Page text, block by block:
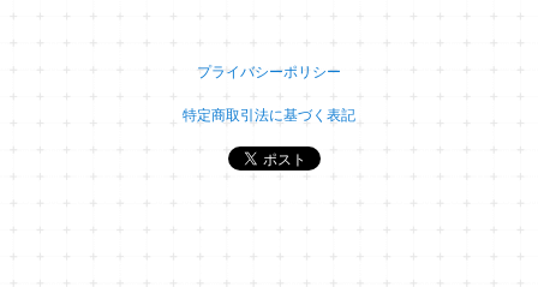
プライバシーポリシー
特定商取引法に基づく表記